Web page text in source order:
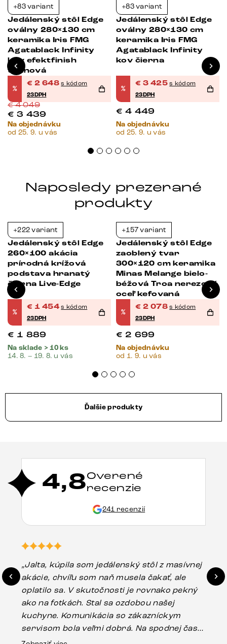
+83 variant
Jedálenský stôl Edge
oválny 280×130 cm
keramika Iris FMG
Agatablack Infinity
kov efektfinish
titánová
%
€ 2 648 s kódom
23DPH
€4 049
€ 3 439
Na objednávku
od 25. 9. u vás
+83 variant
Jedálenský stôl Edge
oválny 280×130 cm
keramika Iris FMG
Agatablack Infinity
kov čierna
%
€ 3 425 s kódom
23DPH
€ 4 449
Na objednávku
od 25. 9. u vás
Naposledy prezerané
produkty
+222 variant
Jedálenský stôl Edge
260×100 akácia
prírodná krížová
podstava hranatý
čierna Live-Edge
%
€ 1 454 s kódom
23DPH
€ 1 889
Na sklade > 10 ks
14. 8. – 19. 8. u vás
+157 variant
Jedálenský stôl Edge
zaoblený tvar
300×120 cm keramika
Minas Melange bielo-
béžová Troa nerezová
oceľ kefovaná
%
€ 2 078 s kódom
23DPH
€ 2 699
Na objednávku
od 1. 9. u vás
Ďalšie produkty
4,8Overené
recenzie
241 recenzií
„Jalta, kúpila som jedálenský stôl z masívnej
akácie, chvíľu som naň musela čakať, ale
oplatilo sa. V skutočnosti je rovnako pekný
ako na fotkách. Stal sa ozdobou našej
kuchyne. Komunikácia so zákazníckym
servisom bola veľmi dobrá. Na spodnej časti
stola bolo malé poškodenie, pravdepodobne